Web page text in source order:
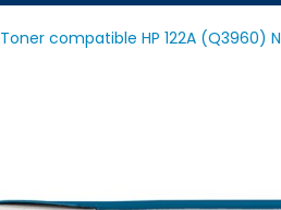
Toner compatible HP 122A (Q3960)